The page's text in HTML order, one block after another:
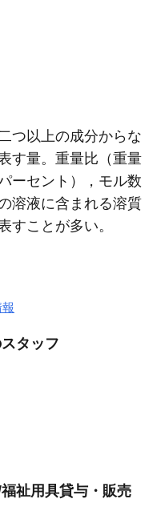
つ以上の成分からな
す量。重量比（重量
ーセント），モル数
溶液に含まれる溶質
すことが多い。
タッフ
祉用具貸与・販売